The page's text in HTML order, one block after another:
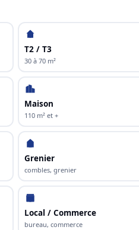
T2 / T3
30 à 70 m²
Maison
110 m² et +
Grenier
combles, grenier
Local / Commerce
bureau, commerce